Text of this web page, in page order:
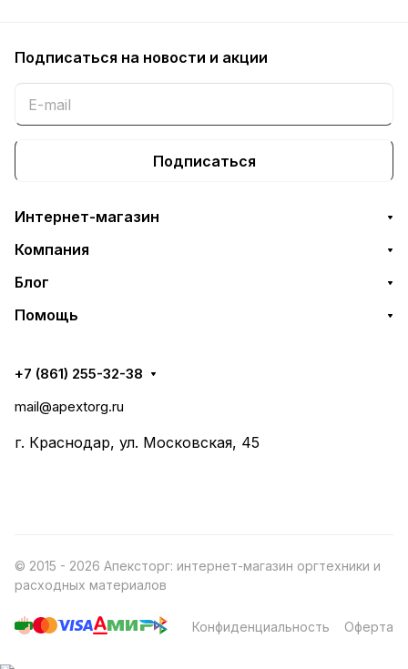
Подписаться на новости и акции
Подписаться
Интернет-магазин
Компания
Блог
Помощь
+7 (861) 255-32-38
mail@apextorg.ru
г. Краснодар, ул. Московская, 45
© 2015 - 2026 Апексторг: интернет-магазин оргтехники и
расходных материалов
Конфиденциальность Оферта